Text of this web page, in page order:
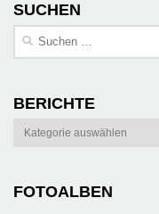
SUCHEN
Suchen
BERICHTE
Berichte
FOTOALBEN